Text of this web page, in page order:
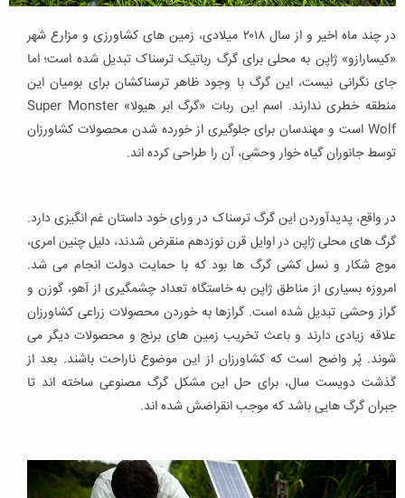
در چند ماه اخیر و از سال ۲۰۱۸ میلادی، زمین های کشاورزی و مزارع شهر
«کیسارازو» ژاپن به محلی برای گرگ رباتیک ترسناک تبدیل شده است؛ اما
جای نگرانی نیست، این گرگ با وجود ظاهر ترسناکشان برای بومیان این
منطقه خطری ندارند. اسم این ربات «گرگ ابر هیولا» Super Monster
Wolf است و مهندسان برای جلوگیری از خورده شدن محصولات کشاورزان
توسط جانوران گیاه خوار وحشی، آن را طراحی کرده اند.
در واقع، پدیدآوردن این گرگ ترسناک در ورای خود داستان غم انگیزی دارد.
گرگ های محلی ژاپن در اوایل قرن نوزدهم منقرض شدند، دلیل چنین امری،
موج شکار و نسل کشی گرگ ها بود که با حمایت دولت انجام می شد.
امروزه بسیاری از مناطق ژاپن به خاستگاه تعداد چشمگیری از آهو، گوزن و
گراز وحشی تبدیل شده است. گرازها به خوردن محصولات زراعی کشاورزان
علاقه زیادی دارند و باعث تخریب زمین های برنج و محصولات دیگر می
شوند. پُر واضح است که کشاورزان از این موضوع ناراحت باشند. بعد از
گذشت دویست سال، برای حل این مشکل گرگ مصنوعی ساخته اند تا
جبران گرگ هایی باشد که موجب انقراضش شده اند.